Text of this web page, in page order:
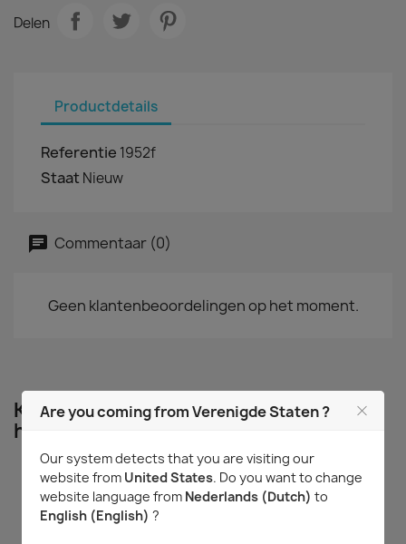
Delen
Productdetails
Referentie 1952f
Staat Nieuw
Commentaar (0)
Geen klantenbeoordelingen op het moment.
Klanten die dit product aangeschaft
hebben kochten ook...
Are you coming from Verenigde Staten ?
Our system detects that you are visiting our
website from United States. Do you want to change
website language from Nederlands (Dutch) to
English (English) ?